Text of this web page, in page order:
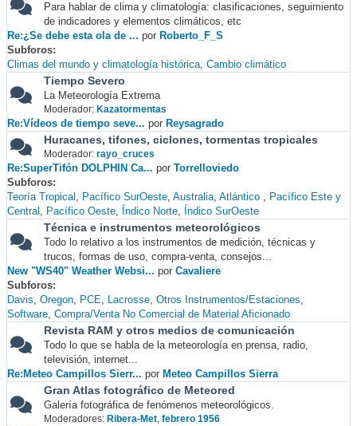
Para hablar de clima y climatología: clasificaciones, seguimiento
de indicadores y elementos climáticos, etc
Re:¿Se debe esta ola de ... por Roberto_F_S
Subforos
Climas del mundo y climatología histórica Cambio climático
Tiempo Severo
La Meteorología Extrema
Moderador: Kazatormentas
Re:Vídeos de tiempo seve... por Reysagrado
Huracanes, tifones, ciclones, tormentas tropicales
Moderador: rayo_cruces
Re:SuperTifón DOLPHIN Ca... por Torrelloviedo
Subforos
Teoría Tropical
Pacífico SurOeste Australia Atlántico
Pacífico Este y
Central
Pacífico Oeste Índico Norte Índico SurOeste
Técnica e instrumentos meteorológicos
Todo lo relativo a los instrumentos de medición, técnicas y
trucos, formas de uso, compra-venta, consejos...
New "WS40" Weather Websi... por Cavaliere
Subforos
Davis Oregon PCE Lacrosse Otros Instrumentos/Estaciones
Software Compra/Venta No Comercial de Material Aficionado
Revista RAM y otros medios de comunicación
Todo lo que se habla de la meteorología en prensa, radio,
televisión, internet...
Re:Meteo Campillos Sierr... por Meteo Campillos Sierra
Gran Atlas fotográfico de Meteored
Galería fotográfica de fenómenos meteorológicos.
Moderadores: Ribera-Met, febrero 1956